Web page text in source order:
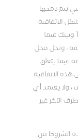
يتم دمجها
الاتفاقية
بأكملها (”الاتفاقية”) بين .Talentera Inc وبينك فيما
، وتحل محل
فيما يتعلق
هذه الاتفاقية
ولا يعتمد أي
الآخر غير
الشروط من